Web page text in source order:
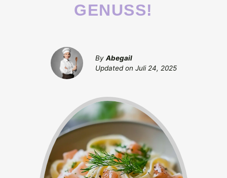
GENUSS!
By Abegail
Updated on Juli 24, 2025